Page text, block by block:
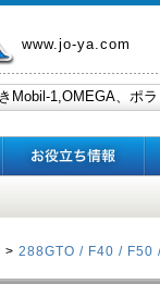
www.jo-ya.com
> 288GTO / F40 / F50